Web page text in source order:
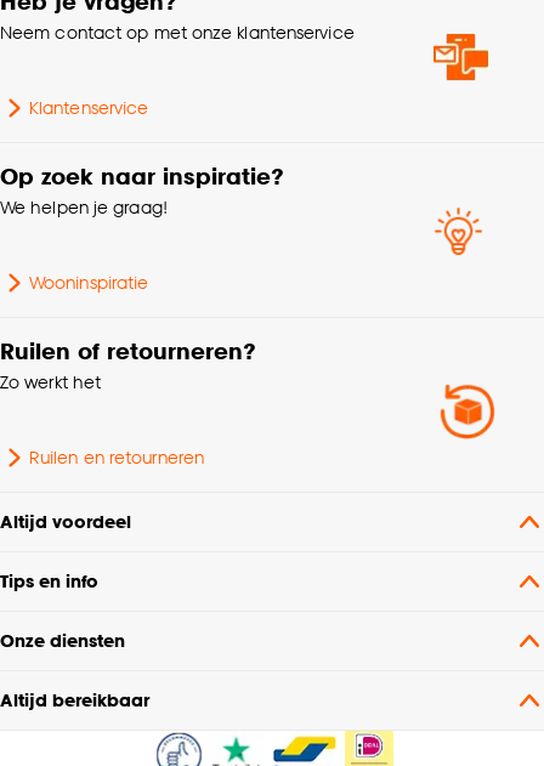
Neem contact op met onze klantenservice
Klantenservice
Op zoek naar inspiratie?
We helpen je graag!
Wooninspiratie
Ruilen of retourneren?
Zo werkt het
Ruilen en retourneren
Altijd voordeel
Tips en info
Onze diensten
Altijd bereikbaar